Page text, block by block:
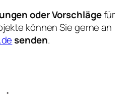
oder Vorschlägefür
können Sie gerne an
senden.